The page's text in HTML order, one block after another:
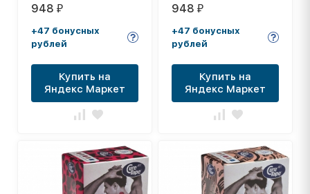
см x 5 м, арт. 163180,
бело-черный
948₽
+47 бонусных
рублей
Купить на
Яндекс Маркет
см x 5 м, арт. 164002,
бело-сине-голубой
948₽
+47 бонусных
рублей
Купить на
Яндекс Маркет